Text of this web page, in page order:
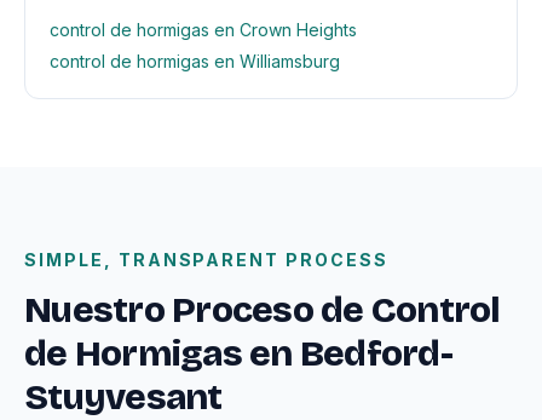
control de hormigas en Crown Heights
control de hormigas en Williamsburg
SIMPLE, TRANSPARENT PROCESS
Nuestro Proceso de Control
de Hormigas en Bedford-
Stuyvesant